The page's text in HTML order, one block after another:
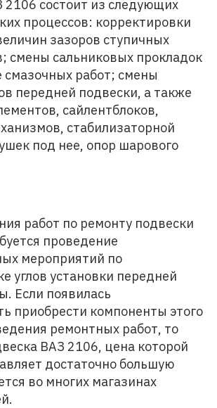
2106 состоит из следующих
процессов: корректировки
зазоров ступичных
смены сальниковых прокладок
смазочных работ; смены
передней подвески, а также
сайлентблоков,
стабилизаторной
под нее, опор шарового
работ по ремонту подвески
проведение
мероприятий по
углов установки передней
Если появилась
приобрести компоненты этого
ремонтных работ, то
ВАЗ 2106, цена которой
достаточно большую
во многих магазинах